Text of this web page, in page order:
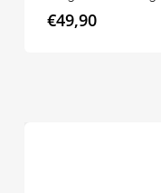
€49,90